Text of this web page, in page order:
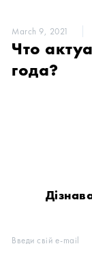
March 9, 2021
Что
года?
Введи свій e-mail